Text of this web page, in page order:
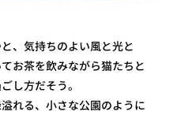
、気持ちのよい風と光と
お茶を飲みながら猫たちと
し方だそう。
れる、小さな公園のように